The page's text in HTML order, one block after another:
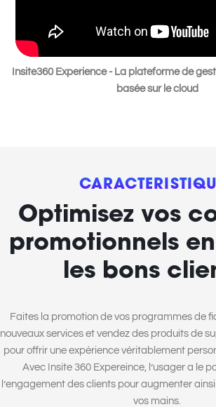
Insite360 Experience - La plateforme de
basée sur le cloud
Optimisez vos
promotionnels
les bons
Faites la promotion de vos programmes de
nouveaux services et vendez des produits de
pour offrir une expérience véritablement
Avec Insite 360 Expereince, l’usager a le
l’engagement des clients pour augmenter
vos mains.